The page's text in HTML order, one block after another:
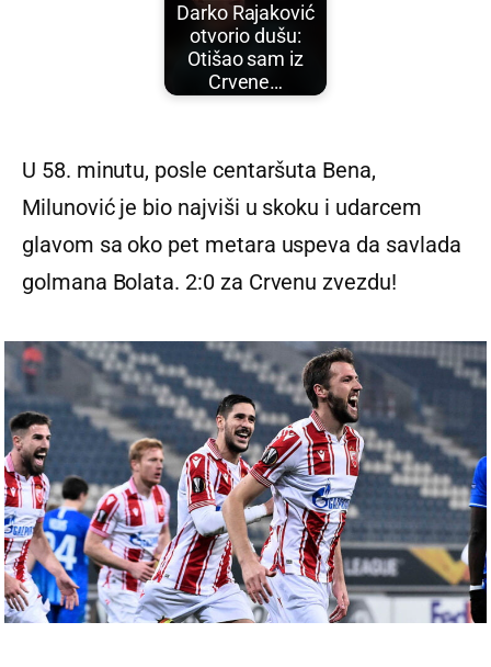
Darko Rajaković
otvorio dušu:
Otišao sam iz
Crvene…
U 58. minutu, posle centaršuta Bena,
Milunović je bio najviši u skoku i udarcem
glavom sa oko pet metara uspeva da savlada
golmana Bolata. 2:0 za Crvenu zvezdu!